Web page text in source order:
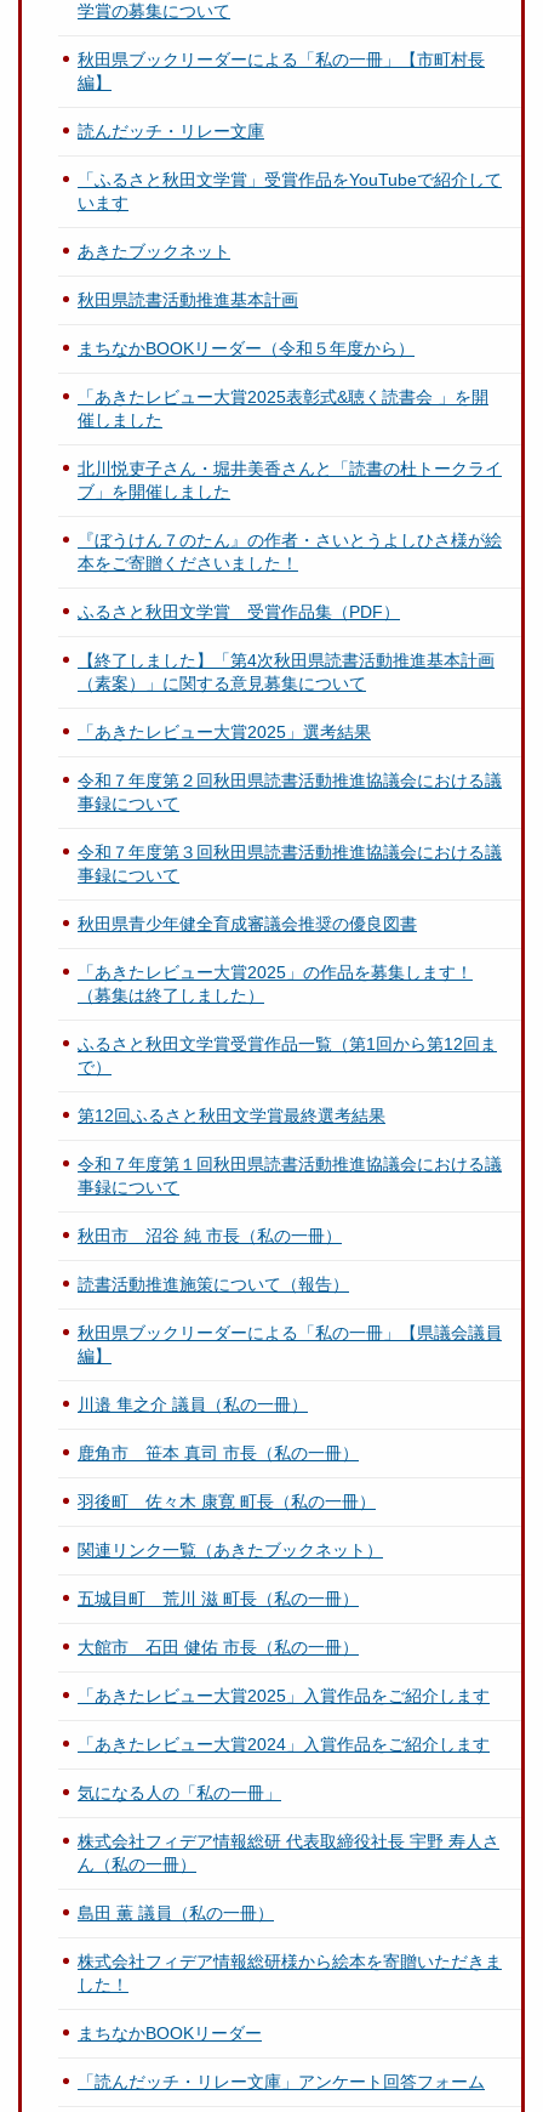
学賞の募集について
秋田県ブックリーダーによる「私の一冊」【市町村長
編】
読んだッチ・リレー文庫
「ふるさと秋田文学賞」受賞作品をYouTubeで紹介して
います
あきたブックネット
秋田県読書活動推進基本計画
まちなかBOOKリーダー（令和５年度から）
「あきたレビュー大賞2025表彰式&聴く読書会 」を開
催しました
北川悦吏子さん・堀井美香さんと「読書の杜トークライ
ブ」を開催しました
『ぼうけん７のたん』の作者・さいとうよしひさ様が絵
本をご寄贈くださいました！
ふるさと秋田文学賞 受賞作品集（PDF）
【終了しました】「第4次秋田県読書活動推進基本計画
（素案）」に関する意見募集について
「あきたレビュー大賞2025」選考結果
令和７年度第２回秋田県読書活動推進協議会における議
事録について
令和７年度第３回秋田県読書活動推進協議会における議
事録について
秋田県青少年健全育成審議会推奨の優良図書
「あきたレビュー大賞2025」の作品を募集します！
（募集は終了しました）
ふるさと秋田文学賞受賞作品一覧（第1回から第12回ま
で）
第12回ふるさと秋田文学賞最終選考結果
令和７年度第１回秋田県読書活動推進協議会における議
事録について
秋田市 沼谷 純 市長（私の一冊）
読書活動推進施策について（報告）
秋田県ブックリーダーによる「私の一冊」【県議会議員
編】
川邉 隼之介 議員（私の一冊）
鹿角市 笹本 真司 市長（私の一冊）
羽後町 佐々木 康寛 町長（私の一冊）
関連リンク一覧（あきたブックネット）
五城目町 荒川 滋 町長（私の一冊）
大館市 石田 健佑 市長（私の一冊）
「あきたレビュー大賞2025」入賞作品をご紹介します
「あきたレビュー大賞2024」入賞作品をご紹介します
気になる人の「私の一冊」
株式会社フィデア情報総研 代表取締役社長 宇野 寿人さ
ん（私の一冊）
島田 薫 議員（私の一冊）
株式会社フィデア情報総研様から絵本を寄贈いただきま
した！
まちなかBOOKリーダー
「読んだッチ・リレー文庫」アンケート回答フォーム